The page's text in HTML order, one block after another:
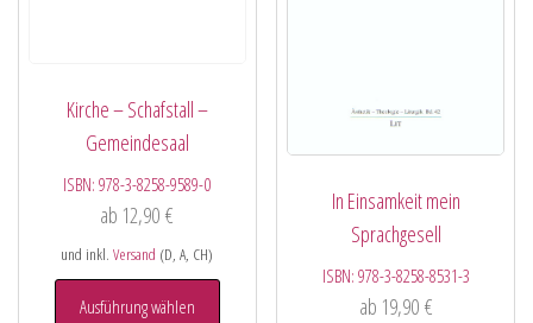
Kirche – Schafstall –
Gemeindesaal
ISBN:978-3-8258-9589-0
ab 12,90€
und inkl.Versand (D, A, CH)
Ausführung wählen
In Einsamkeit mein
Sprachgesell
ISBN: 978-3-8258-8531-3
ab 19,90 €